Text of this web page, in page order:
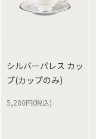
シルバーパレス カッ
プ(カップのみ)
5,280円(税込)